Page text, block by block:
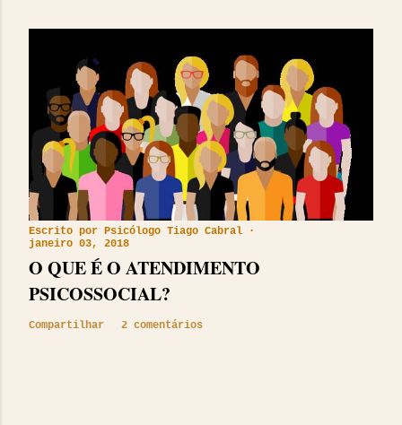
Escrito por Psicólogo Tiago Cabral
janeiro 03, 2018
O QUE É O ATENDIMENTO
PSICOSSOCIAL?
Compartilhar 2 comentários